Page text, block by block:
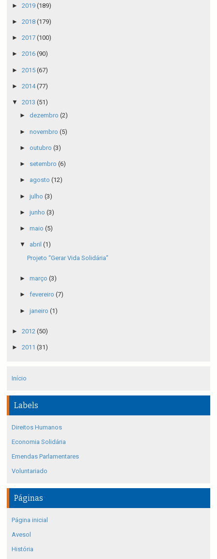
► 2019 (189)
► 2018 (179)
► 2017 (100)
► 2016 (90)
► 2015 (67)
► 2014(77)
▼ 2013 (51)
► dezembro (2)
► novembro (5)
► outubro (3)
► setembro (6)
► agosto (12)
► julho (3)
► junho (3)
► maio (5)
▼ abril (1)
Projeto “Gerar Vida Solidária”
► março (3)
► fevereiro (7)
► janeiro (1)
► 2012 (50)
► 2011 (31)
Início
Labels
Direitos Humanos
Economia Solidária
Emendas Parlamentares
Voluntariado
Páginas
Página inicial
Avesol
História